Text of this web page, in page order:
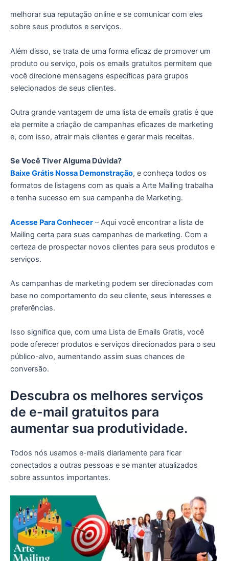
melhorar sua reputação online e se comunicar com eles
sobre seus produtos e serviços.
Além disso, se trata de uma forma eficaz de promover um
produto ou serviço, pois os emails gratuitos permitem que
você direcione mensagens específicas para grupos
selecionados de seus clientes.
Outra grande vantagem de uma lista de emails gratis é que
ela permite a criação de campanhas eficazes de marketing
e, com isso, atrair mais clientes e gerar mais receitas.
Se Você Tiver Alguma Dúvida?
Baixe Grátis Nossa Demonstração, e conheça todos os
formatos de listagens com as quais a Arte Mailing trabalha
e tenha sucesso em sua campanha de Marketing.
Acesse Para Conhecer – Aqui você encontrar a lista de
Mailing certa para suas campanhas de marketing. Com a
certeza de prospectar novos clientes para seus produtos e
serviços.
As campanhas de marketing podem ser direcionadas com
base no comportamento do seu cliente, seus interesses e
preferências.
Isso significa que, com uma Lista de Emails Gratis, você
pode oferecer produtos e serviços direcionados para o seu
público-alvo, aumentando assim suas chances de
conversão.
Descubra os melhores serviços
de e-mail gratuitos para
aumentar sua produtividade.
Todos nós usamos e-mails diariamente para ficar
conectados a outras pessoas e se manter atualizados
sobre assuntos importantes.